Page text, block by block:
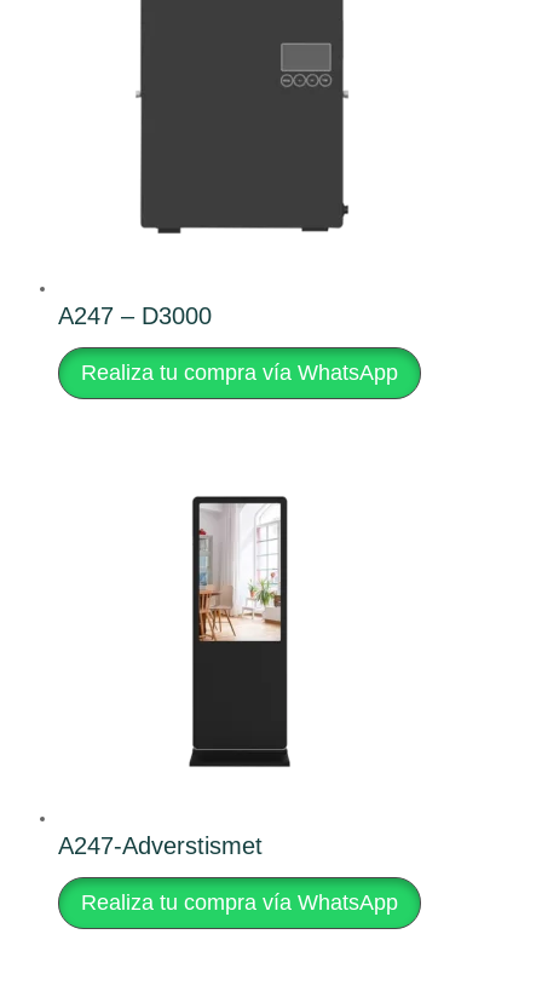
A247 – D3000
Realiza tu compra vía WhatsApp
A247-Adverstismet
Realiza tu compra vía WhatsApp